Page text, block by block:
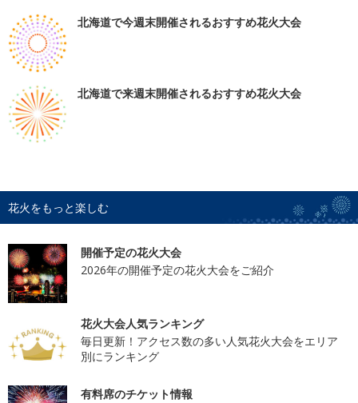
北海道で今週末開催されるおすすめ花火大会
北海道で来週末開催されるおすすめ花火大会
花火をもっと楽しむ
開催予定の花火大会
2026年の開催予定の花火大会をご紹介
花火大会人気ランキング
毎日更新！アクセス数の多い人気花火大会をエリア
別にランキング
有料席のチケット情報